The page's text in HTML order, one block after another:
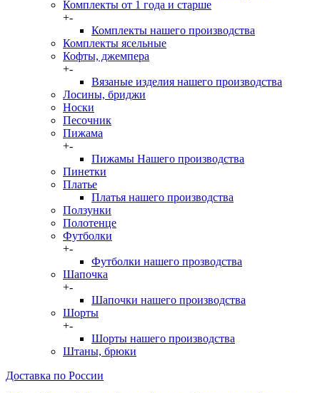
Комплекты от 1 года и старше
+-
Комплекты нашего производства
Комплекты ясельные
Кофты, джемпера
+-
Вязаные изделия нашего производства
Лосины, бриджи
Носки
Песочник
Пижама
+-
Пижамы Нашего производства
Пинетки
Платье
Платья нашего производства
Ползунки
Полотенце
Футболки
+-
Футболки нашего прозводства
Шапочка
+-
Шапочки нашего производства
Шорты
+-
Шорты нашего производства
Штаны, брюки
Доставка по России